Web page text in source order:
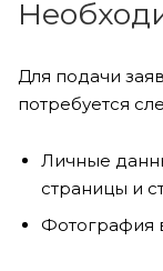
Для подачи
потребуется
Личные
страницы и
Фотография